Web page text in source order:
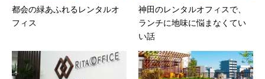
都会の緑あふれるレンタルオ
フィス
神田のレンタルオフィスで、
ランチに地味に悩まなくてい
い話